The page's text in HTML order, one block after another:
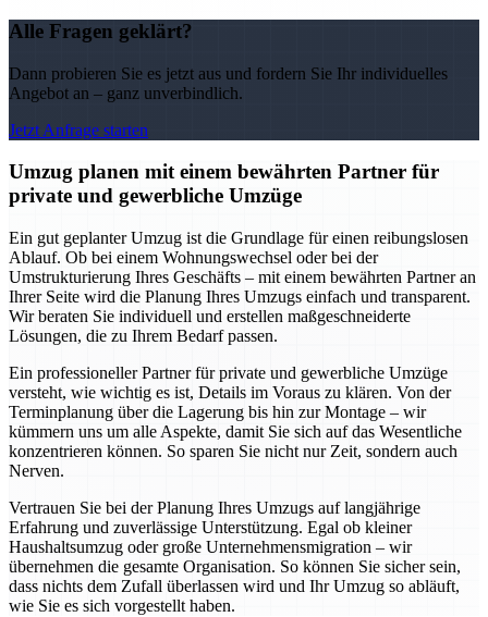
Alle Fragen geklärt?
Dann probieren Sie es jetzt aus und fordern Sie Ihr individuelles
Angebot an – ganz unverbindlich.
Jetzt Anfrage starten
Umzug planen mit einem bewährten Partner für
private und gewerbliche Umzüge
Ein gut geplanter Umzug ist die Grundlage für einen reibungslosen
Ablauf. Ob bei einem Wohnungswechsel oder bei der
Umstrukturierung Ihres Geschäfts – mit einem bewährten Partner an
Ihrer Seite wird die Planung Ihres Umzugs einfach und transparent.
Wir beraten Sie individuell und erstellen maßgeschneiderte
Lösungen, die zu Ihrem Bedarf passen.
Ein professioneller Partner für private und gewerbliche Umzüge
versteht, wie wichtig es ist, Details im Voraus zu klären. Von der
Terminplanung über die Lagerung bis hin zur Montage – wir
kümmern uns um alle Aspekte, damit Sie sich auf das Wesentliche
konzentrieren können. So sparen Sie nicht nur Zeit, sondern auch
Nerven.
Vertrauen Sie bei der Planung Ihres Umzugs auf langjährige
Erfahrung und zuverlässige Unterstützung. Egal ob kleiner
Haushaltsumzug oder große Unternehmensmigration – wir
übernehmen die gesamte Organisation. So können Sie sicher sein,
dass nichts dem Zufall überlassen wird und Ihr Umzug so abläuft,
wie Sie es sich vorgestellt haben.